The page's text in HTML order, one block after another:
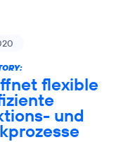
flexible
und